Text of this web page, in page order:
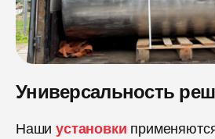
Универсальность
Нашиустановки